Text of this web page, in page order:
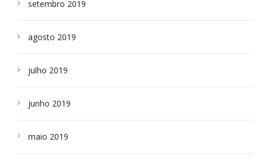
setembro 2019
agosto 2019
julho 2019
junho 2019
maio 2019